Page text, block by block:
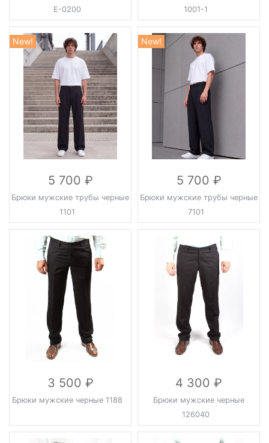
Е-0200
1001-1
New!
5 700
Брюки мужские трубы черные
1101
New!
5 700
Брюки мужские трубы черные
7101
3 500
Брюки мужские черные 1188
4 300
Брюки мужские черные
126040